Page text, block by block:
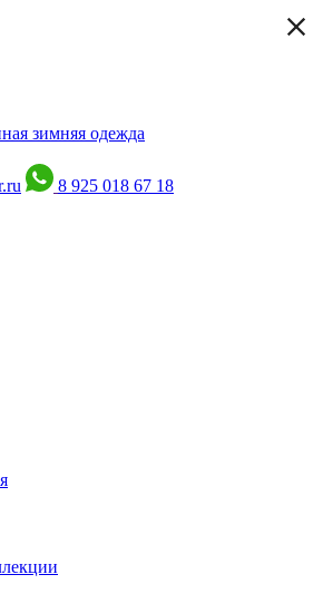
зимняя одежда
8 925 018 67 18